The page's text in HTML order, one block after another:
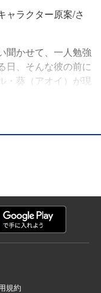
ャラクター原案/さ
聞かせて、一人勉強
日、そんな彼の前に
・葵（アオイ）が現
れるようにファミレ
になり――？
規約